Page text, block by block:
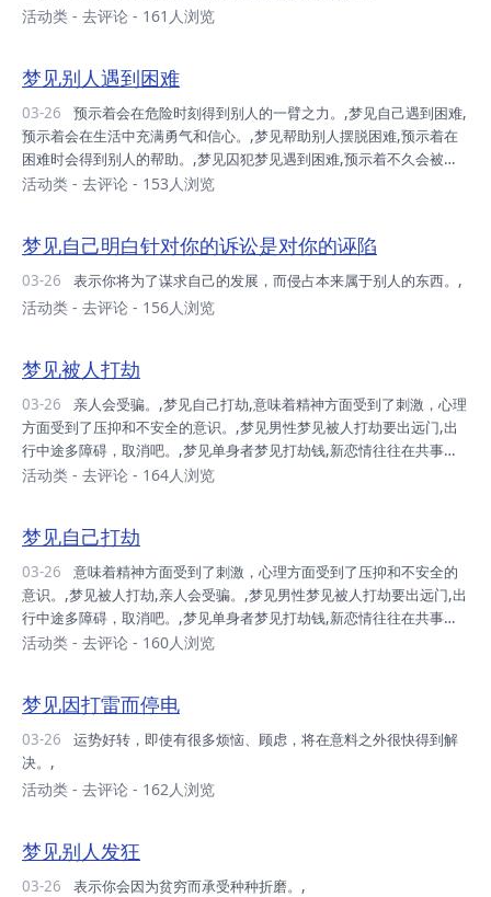
活动类 - 去评论 - 161人浏览
梦见别人遇到困难
03-26
预示着会在生活中充满勇气和信心。,梦见帮助别人摆脱困难,预示着在
困难时会得到别人的帮助。,梦见囚犯梦见遇到困难,预示着不久会被释
放出狱。,
活动类 - 去评论 - 153人浏览
梦见自己明白针对你的诉讼是对你的诬陷
03-26 表示你将为了谋求自己的发展，而侵占本来属于别人的东西。,
活动类 - 去评论 - 156人浏览
梦见被人打劫
03-26
方面受到了压抑和不安全的意识。,梦见男性梦见被人打劫要出远门,出
行中途多障碍，取消吧。,梦见单身者梦见打劫钱,新恋情往往在共事中
发生，有望获得异性同事的欣赏。,梦见上班族梦见打劫钱,主工作上容
侣难免会向你发泄情绪。,
活动类 - 去评论 - 164人浏览
梦见自己打劫
03-26
意识。,梦见被人打劫,亲人会受骗。,梦见男性梦见被人打劫要出远门,出
行中途多障碍，取消吧。,梦见单身者梦见打劫钱,新恋情往往在共事中
发生，有望获得异性同事的欣赏。,梦见上班族梦见打劫钱,主工作上容
侣难免会向你发泄情绪。,
活动类 - 去评论 - 160人浏览
梦见因打雷而停电
03-26
决。,
活动类 - 去评论 - 162人浏览
梦见别人发狂
03-26 表示你会因为贫穷而承受种种折磨。,